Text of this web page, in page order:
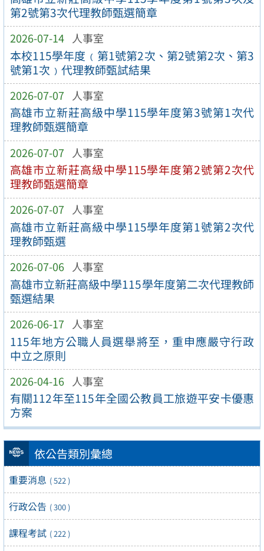
第2號第3次代理教師甄選簡章
2026-07-14 人事室
本校115學年度﹙第1號第2次、第2號第2次、第3
號第1次﹚代理教師甄試結果
2026-07-07 人事室
高雄市立新莊高級中學115學年度第3號第1次代
理教師甄選簡章
2026-07-07 人事室
高雄市立新莊高級中學115學年度第2號第2次代
理教師甄選簡章
2026-07-07 人事室
高雄市立新莊高級中學115學年度第1號第2次代
理教師甄選
2026-07-06 人事室
高雄市立新莊高級中學115學年度第二次代理教師
甄選結果
2026-06-17 人事室
115年地方公職人員選舉將至，重申應嚴守行政
中立之原則
2026-04-16 人事室
有關112年至115年全國公教員工旅遊平安卡優惠
方案
依公告類別彙總
重要消息 ( 522 )
行政公告 ( 300 )
課程考試 ( 222 )